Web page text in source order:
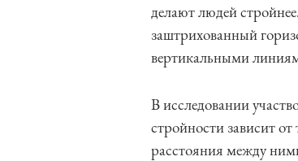
делают людей
заштрихованный
вертикальными
В исследовании
стройности зависит
расстояния между